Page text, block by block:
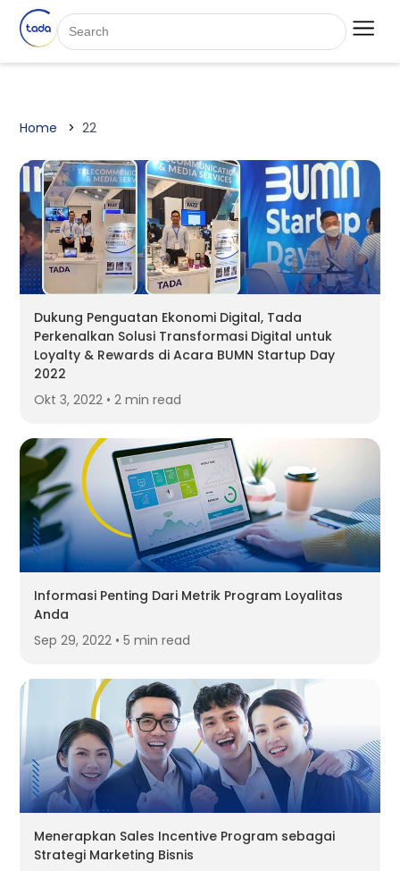
Home 22
Dukung Penguatan Ekonomi Digital, Tada
Perkenalkan Solusi Transformasi Digital untuk
Loyalty & Rewards di Acara BUMN Startup Day
2022
Okt 3, 2022 • 2 min read
Informasi Penting Dari Metrik Program Loyalitas
Anda
Sep 29, 2022 • 5 min read
Menerapkan Sales Incentive Program sebagai
Strategi Marketing Bisnis